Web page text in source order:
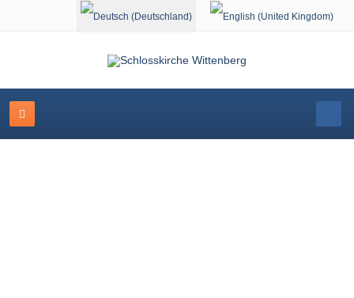
Sprache auswählen